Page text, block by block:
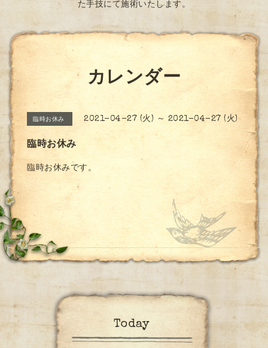
た手技にて施術いたします。
カレンダー
臨時お休み 2021-04-27 (火) ～ 2021-04-27 (火)
臨時お休み
臨時お休みです。
Today